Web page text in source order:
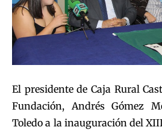
El presidente de Caja Rural
Fundación, Andrés Gómez
Toledo a la inauguración del